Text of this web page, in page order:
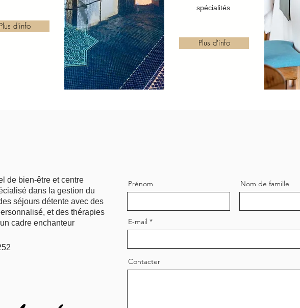
Plus d'info
spécialités
Plus d'info
de bien-être et centre
dans la gestion du
séjours détente avec des
et des thérapies
cadre enchanteur
Prénom Nom de famille
E-mail
Contacter